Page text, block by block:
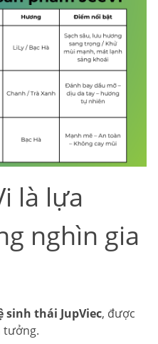
là lựa
nghìn gia
thái JupViec, được
tưởng.